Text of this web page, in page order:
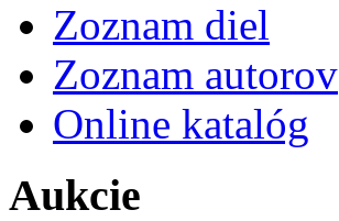
Zoznam diel
Zoznam autorov
Online katalóg
Aukcie